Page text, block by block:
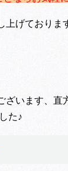
げておりま
ざいます、直
た♪